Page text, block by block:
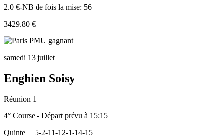
2.0 €-NB de fois la mise: 56
3429.80 €
samedi 13 juillet
Enghien Soisy
Réunion 1
4° Course - Départ prévu à 15:15
Quinte
5-2-11-12-1-14-15